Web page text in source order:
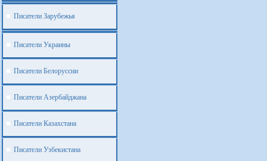
Писатели Зарубежья
Писатели Украины
Писатели Белоруссии
Писатели Азербайджана
Писатели Казахстана
Писатели Узбекистана